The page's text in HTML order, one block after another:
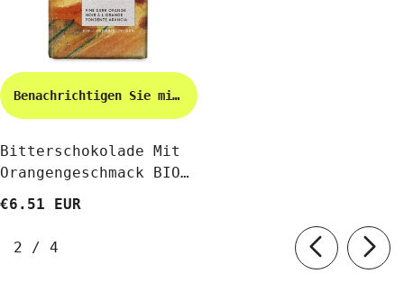
Benachrichtigen Sie mich
Bitterschokolade Mit
Orangengeschmack BIO
€6.51 EUR
2 / von
4